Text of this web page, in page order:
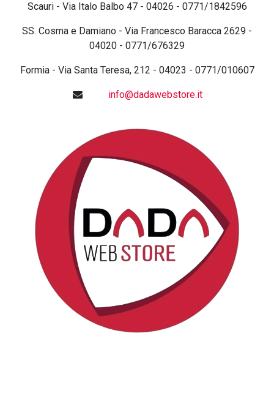
Scauri - Via Italo Balbo 47 - 04026 - 0771/1842596
SS. Cosma e Damiano - Via Francesco Baracca 2629 -
04020 - 0771/676329
Formia - Via Santa Teresa, 212 - 04023 - 0771/010607
info@dadawebstore.it